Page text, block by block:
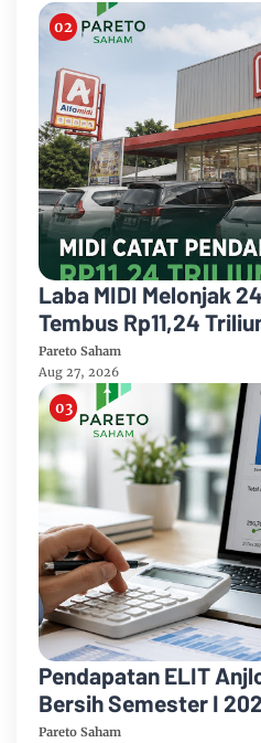
Laba MIDI Melonjak
Tembus Rp11,24
Pareto Saham
Aug 27, 2026
Pendapatan ELIT
Bersih Semester I
Pareto Saham